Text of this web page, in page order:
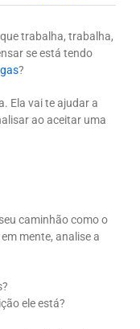
trabalha, trabalha,
se está tendo
?
Ela vai te ajudar a
ao aceitar uma
caminhão como o
mente, analise a
ele está?